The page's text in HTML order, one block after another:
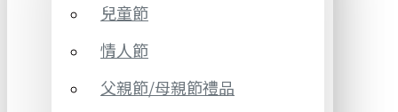
兒童節
情人節
父親節/母親節禮品